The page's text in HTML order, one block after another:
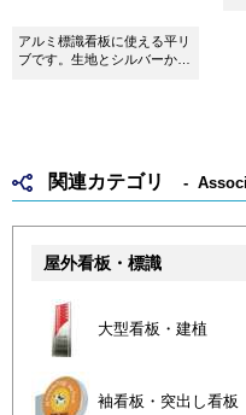
アルミ標識看板に使える平リ
ブです。生地とシルバーから
関連カテゴリ
屋外看板・標識
大型看板・建植
袖看板・突出し看板